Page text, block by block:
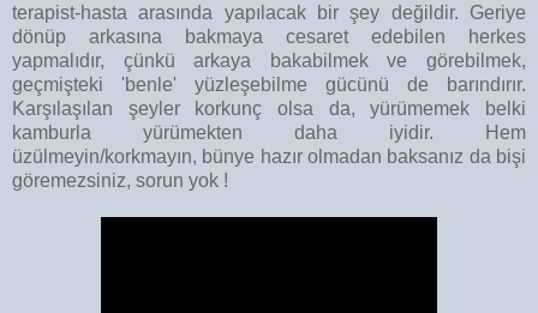
terapist-hasta arasında yapılacak bir şey değildir. Geriye
dönüp arkasına bakmaya cesaret edebilen herkes
yapmalıdır, çünkü arkaya bakabilmek ve görebilmek,
geçmişteki 'benle' yüzleşebilme gücünü de barındırır.
Karşılaşılan şeyler korkunç olsa da, yürümemek belki
kamburla yürümekten daha iyidir. Hem
üzülmeyin/korkmayın, bünye hazır olmadan baksanız da bişi
göremezsiniz, sorun yok !